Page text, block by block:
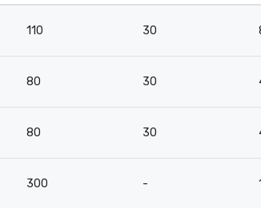
110 30
80 30
80 30
300 -